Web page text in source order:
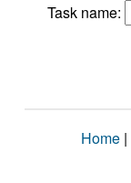
Task name:
Home |